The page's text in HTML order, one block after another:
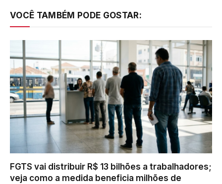
VOCÊ TAMBÉM PODE GOSTAR:
FGTS vai distribuir R$ 13 bilhões a trabalhadores;
veja como a medida beneficia milhões de